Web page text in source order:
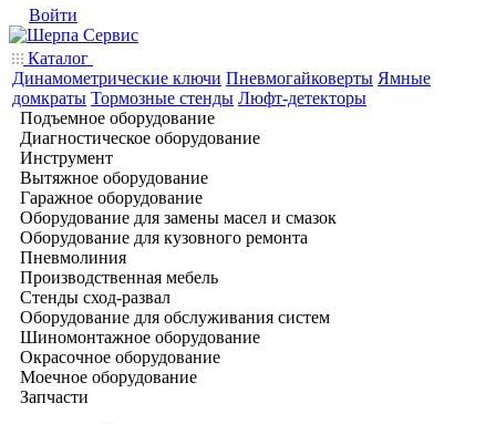
Войти
Каталог
Динамометрические ключи Пневмогайковерты Ямные
домкраты Тормозные стенды Люфт-детекторы
Подъемное оборудование
Диагностическое оборудование
Инструмент
Вытяжное оборудование
Гаражное оборудование
Оборудование для замены масел и смазок
Оборудование для кузовного ремонта
Пневмолиния
Производственная мебель
Стенды сход-развал
Оборудование для обслуживания систем
Шиномонтажное оборудование
Окрасочное оборудование
Моечное оборудование
Запчасти